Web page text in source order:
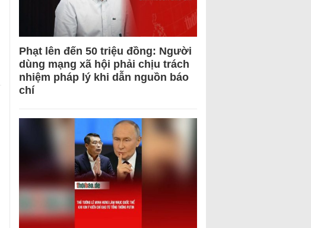
Phạt lên đến 50 triệu đồng: Người
dùng mạng xã hội phải chịu trách
nhiệm pháp lý khi dẫn nguồn báo
chí